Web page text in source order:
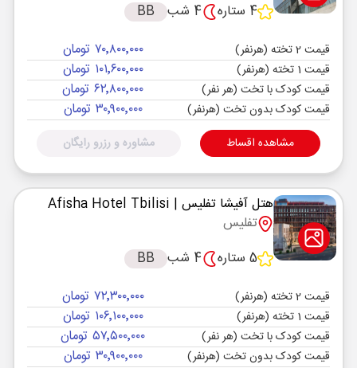
4 ستاره
4 شب BB
قیمت 2 تخته (هرنفر) ۷۰٬۸۰۰٬۰۰۰ تومان
قیمت 1 تخته (هرنفر) ۱۰۱٬۶۰۰٬۰۰۰ تومان
قیمت کودک با تخت (هر نفر) ۶۲٬۸۰۰٬۰۰۰ تومان
قیمت کودک بدون تخت (هرنفر) ۳۰٬۹۰۰٬۰۰۰ تومان
مشاهده اقساط مشاوره و رزرو رایگان
هتل آفیشا تفلیس | Afisha Hotel Tbilisi
تفلیس
5 ستاره
4 شب BB
قیمت 2 تخته (هرنفر) ۷۲٬۳۰۰٬۰۰۰ تومان
قیمت 1 تخته (هرنفر) ۱۰۶٬۱۰۰٬۰۰۰ تومان
قیمت کودک با تخت (هر نفر) ۵۷٬۵۰۰٬۰۰۰ تومان
قیمت کودک بدون تخت (هرنفر) ۳۰٬۹۰۰٬۰۰۰ تومان